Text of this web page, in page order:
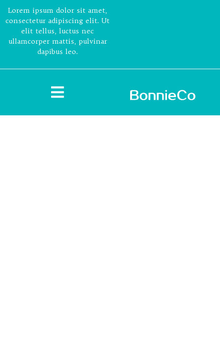
Lorem ipsum dolor sit amet,
consectetur adipiscing elit. Ut
elit tellus, luctus nec
ullamcorper mattis, pulvinar
dapibus leo.